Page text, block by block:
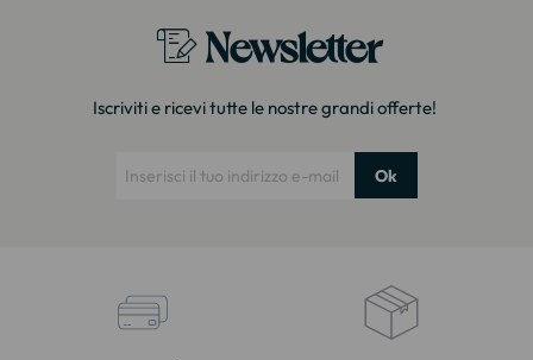
Newsletter
Iscriviti e ricevi tutte le nostre grandi offerte!
Ok